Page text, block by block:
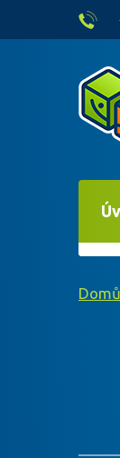
skip to main
Domů